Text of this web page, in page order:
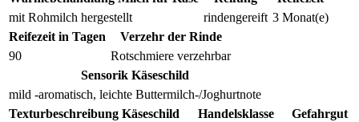
mit Rohmilch hergestellt
rindengereift 3 Monat(e)
Reifezeit in Tagen
90
Verzehr der Rinde
Rotschmiere verzehrbar
Sensorik Käseschild
mild -aromatisch, leichte Buttermilch-/Joghurtnote
Texturbeschreibung Käseschild
Handelsklasse
Gefahrgut